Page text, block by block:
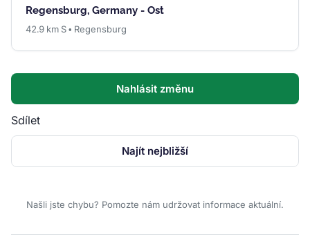
Regensburg, Germany - Ost
42.9 km S • Regensburg
Nahlásit změnu
Sdílet
Najít nejbližší
Našli jste chybu? Pomozte nám udržovat informace aktuální.